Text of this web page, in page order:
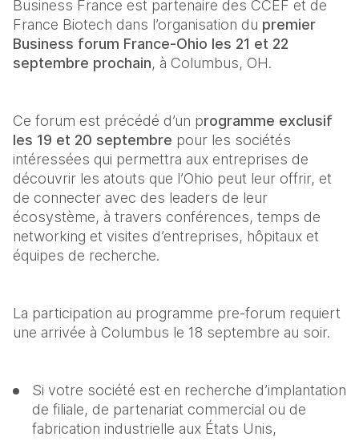
Business France est partenaire des CCEF et de
France Biotech dans l’organisation du premier
Business forum France-Ohio les 21 et 22
septembre prochain, à Columbus, OH.
Ce forum est précédé d’un programme exclusif
les 19 et 20 septembre pour les sociétés
intéressées qui permettra aux entreprises de
découvrir les atouts que l’Ohio peut leur offrir, et
de connecter avec des leaders de leur
écosystème, à travers conférences, temps de
networking et visites d’entreprises, hôpitaux et
équipes de recherche.
La participation au programme pre-forum requiert
une arrivée à Columbus le 18 septembre au soir.
Si votre société est en recherche d’implantation
de filiale, de partenariat commercial ou de
fabrication industrielle aux États Unis,